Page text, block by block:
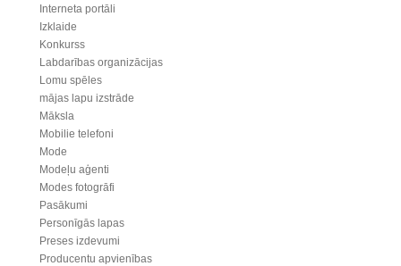
Interneta portāli
Izklaide
Konkurss
Labdarības organizācijas
Lomu spēles
mājas lapu izstrāde
Māksla
Mobilie telefoni
Mode
Modeļu aģenti
Modes fotogrāfi
Pasākumi
Personīgās lapas
Preses izdevumi
Producentu apvienības